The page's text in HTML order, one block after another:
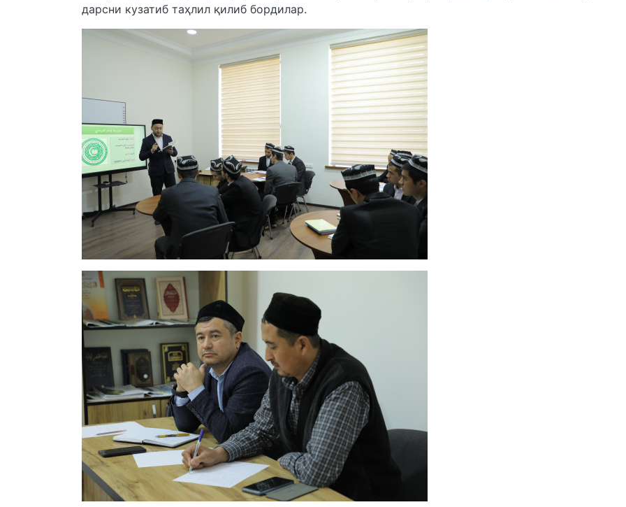
дарсни кузатиб таҳлил қилиб бордилар.